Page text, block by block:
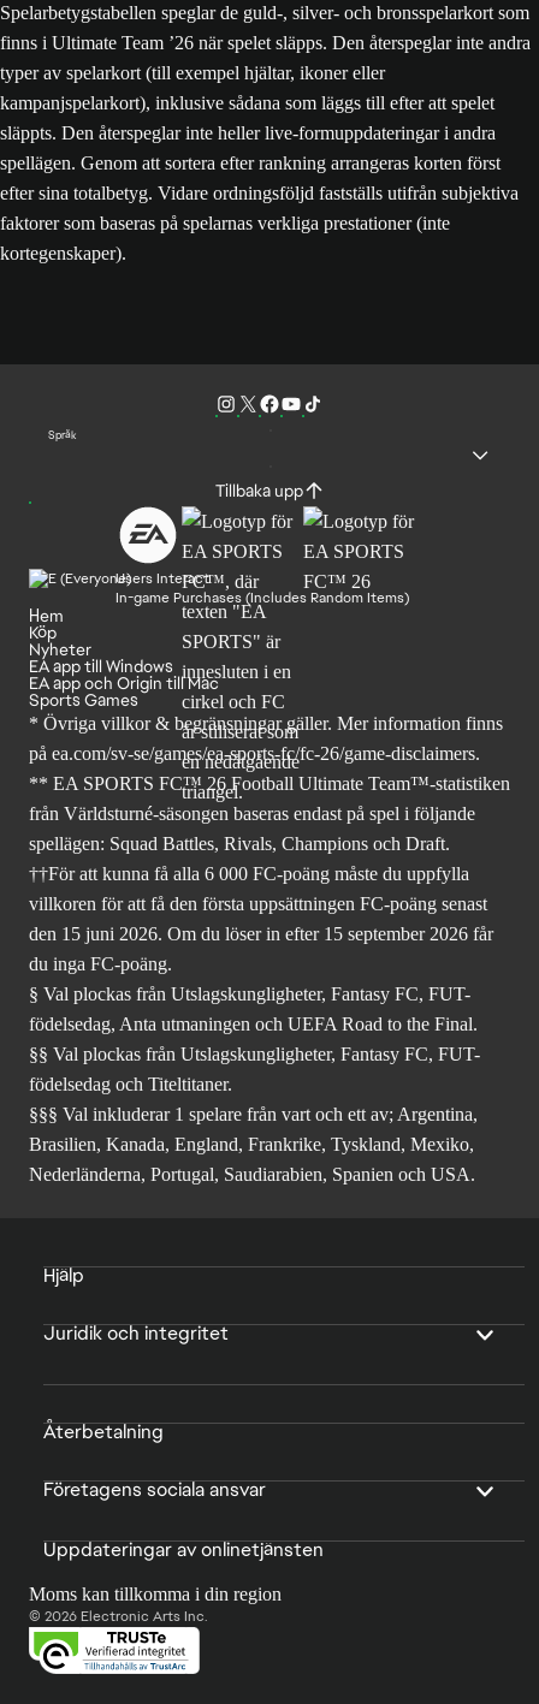
Spelarbetygstabellen speglar de guld-, silver- och bronsspelarkort som
finns i Ultimate Team ’26 när spelet släpps. Den återspeglar inte andra
typer av spelarkort (till exempel hjältar, ikoner eller
kampanjspelarkort), inklusive sådana som läggs till efter att spelet
släppts. Den återspeglar inte heller live-formuppdateringar i andra
spellägen. Genom att sortera efter rankning arrangeras korten först
efter sina totalbetyg. Vidare ordningsföljd fastställs utifrån subjektiva
faktorer som baseras på spelarnas verkliga prestationer (inte
kortegenskaper).
Språk
Tillbaka upp
Users Interact
In-game Purchases (Includes Random Items)
Hem
Köp
Nyheter
EA app till Windows
EA app och Origin till Mac
Sports Games
* Övriga villkor & begränsningar gäller. Merinformation finns
på ea.com/sv-se/games/ea-sports-fc/fc-26/game-disclaimers.
** EA SPORTS FC™ 26 Football Ultimate Team™-statistiken
från Världsturné-säsongen baseras endast på spel i följande
spellägen: Squad Battles, Rivals, Champions och Draft.
††För att kunna få alla 6 000 FC-poäng måste du uppfylla
villkoren för att få den första uppsättningen FC-poäng senast
den 15 juni 2026. Om du löser in efter 15 september 2026 får
du inga FC-poäng.
§ Val plockas från Utslagskungligheter, Fantasy FC, FUT-
födelsedag, Anta utmaningen och UEFA Road to the Final.
§§ Val plockas från Utslagskungligheter, Fantasy FC, FUT-
födelsedag och Titeltitaner.
§§§ Val inkluderar 1 spelare från vart och ett av; Argentina,
Brasilien, Kanada, England, Frankrike, Tyskland, Mexiko,
Nederländerna, Portugal, Saudiarabien, Spanien och USA.
Hjälp
Juridik och integritet
Återbetalning
Företagens sociala ansvar
Uppdateringar av onlinetjänsten
Moms kan tillkomma i din region
© 2026 Electronic Arts Inc.